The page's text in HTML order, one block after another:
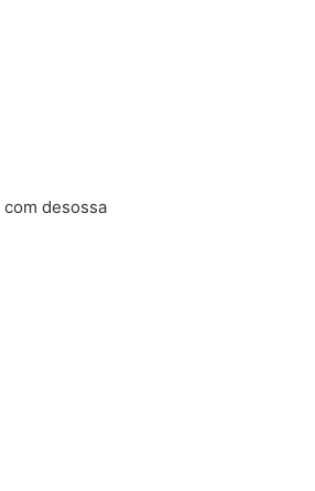
desossa